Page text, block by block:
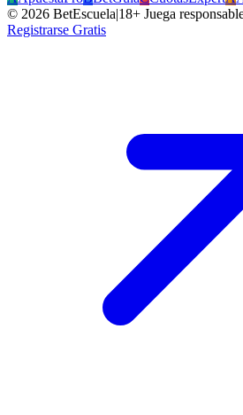
© 2026 BetEscuela|18+ Juega
Registrarse Gratis